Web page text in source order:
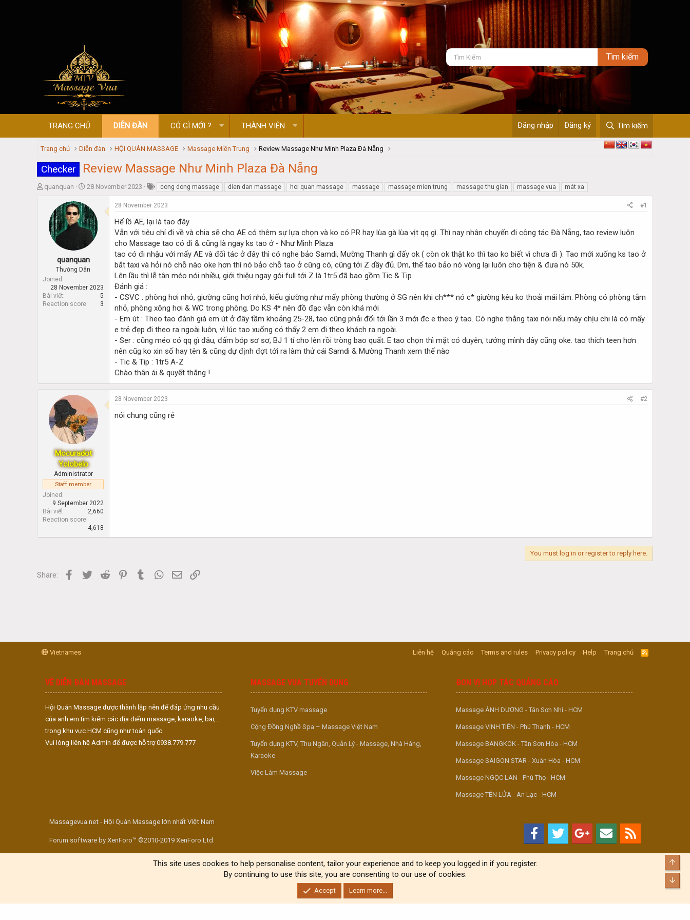
TRANG CHỦ DIỄN ĐÀN CÓ GÌ MỚI ? THÀNH VIÊN Đăng nhập Đăng ký Tìm kiếm
Trang chủ Diễn đàn HỘI QUÁN MASSAGE Massage Miền Trung Review Massage Như Minh Plaza Đà Nẵng
Checker Review Massage Như Minh Plaza Đà Nẵng
T
t
r
quanquan
S
a
r
t
d
e
28 November 2023 cong dong massage dien dan massage hoi quan massage massage massage mien trung massage thu gian massage vua mát xa
quanquan
Thường Dân
Joined
28 November 2023
Bài viết
5
Reaction score
3
28 November 2023 #1
Hế lồ AE, lại là tao đây
Vẫn với tiêu chí đi về và chia sẽ cho AE có thêm sự lựa chọn và ko có PR hay lùa gà lùa vịt qq gì. Thì nay nhân chuyến đi công tác Đà Nẵng, tao review luôn
cho Massage tao có đi & cũng là ngay ks tao ở - Như Minh Plaza
tao có đi nhậu với mấy AE và đối tác ở đây thì có nghe bảo Samdi, Mường Thanh gì đấy ok ( còn ok thật ko thì tao ko biết vì chưa đi ). Tao mới xuống ks tao ở
bắt taxi và hỏi nó chỗ nào oke hơn thì nó bảo chỗ tao ở cũng có, cũng tới Z dầy đủ. Dm, thế tao bảo nó vòng lại luôn cho tiện & đưa nó 50k.
Lên lầu thì lễ tân méo nói nhiều, giới thiệu ngay gói full tới Z là 1tr5 đã bao gồm Tic & Tip.
Đánh giá :
- CSVC : phòng hơi nhỏ, giường cũng hơi nhỏ, kiểu giường như mấy phòng thường ở SG nên khi ch*** nó c* giường kêu ko thoải mái lắm. Phòng có phòng tắm
nhỏ, phòng xông hơi & WC trong phòng. Do KS 4* nên đồ đạc vẫn còn khá mới
- Em út : Theo tao đánh giá em út ở đây tầm khoảng 25-28, tao cũng phải đổi tới lần 3 mới đc e theo ý tao. Có nghe thằng taxi nói nếu mày chịu chi là có mấy
e trẻ đẹp đi theo ra ngoài luôn, vì lúc tao xuống có thấy 2 em đi theo khách ra ngoài.
- Ser : cũng méo có qq gì đâu, đấm bóp sơ sơ, BJ 1 tí cho lên rồi tròng bao quất. E tao chọn thì mặt có duyên, tướng mình dây cũng oke. tao thích teen hơn
nên cũg ko xin số hay tên & cũng dự định đợt tới ra làm thử cái Samdi & Mường Thanh xem thế nào
- Tic & Tip : 1tr5 A-Z
Chào thân ái & quyết thắng !
Mocuradot
Yolobelo
Administrator
Staff member
Joined
9 September 2022
Bài viết
2,660
Reaction score
4,618
28 November 2023 #2
nói chung cũng rẻ
You must log in or register to reply here.
Share: Facebook
Twitter Reddit PinterestTumblr WhatsApp
Email
Vietnames Liên hệ Quảng cáo Terms and rules Privacy policy Help Trang chủ
R
S
VỀ DIỄN ĐÀN MASSAGE
Hội Quán Massage được thành lập nên để đáp ứng nhu cầu
của anh em tìm kiếm các địa điểm massage, karaoke, bar,...
trong khu vực HCM cũng như toàn quốc.
Vui lòng liên hệ Admin để được hỗ trợ 0938.779.777
MASSAGE VUA TUYỂN DỤNG
Tuyển dụng KTV massage
Cộng Đồng Nghề Spa – Massage Việt Nam
Tuyển dụng KTV, Thu Ngân, Quản Lý - Massage, Nhà Hàng,
Karaoke
Việc Làm Massage
ĐƠN VỊ HỢP TÁC QUẢNG CÁO
Massage ÁNH DƯƠNG - Tân Sơn Nhì - HCM
Massage VINH TIÊN - Phú Thạnh - HCM
Massage BANGKOK - Tân Sơn Hòa - HCM
Massage SAIGON STAR - Xuân Hòa - HCM
Massage NGỌC LAN - Phú Thọ - HCM
Massage TÊN LỬA - An Lạc - HCM
Massagevua.net - Hội Quán Massage lớn nhất Việt Nam
Forum software by XenForo™ ©2010-2019 XenForo Ltd.
This site uses cookies to help personalise content, tailor your experience and to keep you logged in if you register.
By continuing to use this site, you are consenting to our use of cookies.
Accept Learn more...
Top